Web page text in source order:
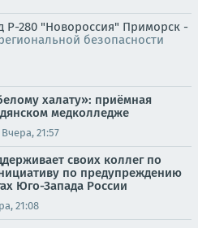
Р-280 "Новороссия" Приморск -
безопасности
халату»: приёмная
медколледже
Вчера, 21:57
своих коллег по
по предупреждению
Юго-Запада России
21:08